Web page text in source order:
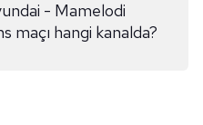
çerezlerle ilgili bilgi
- Mamelodi
maçı hangi kanalda?